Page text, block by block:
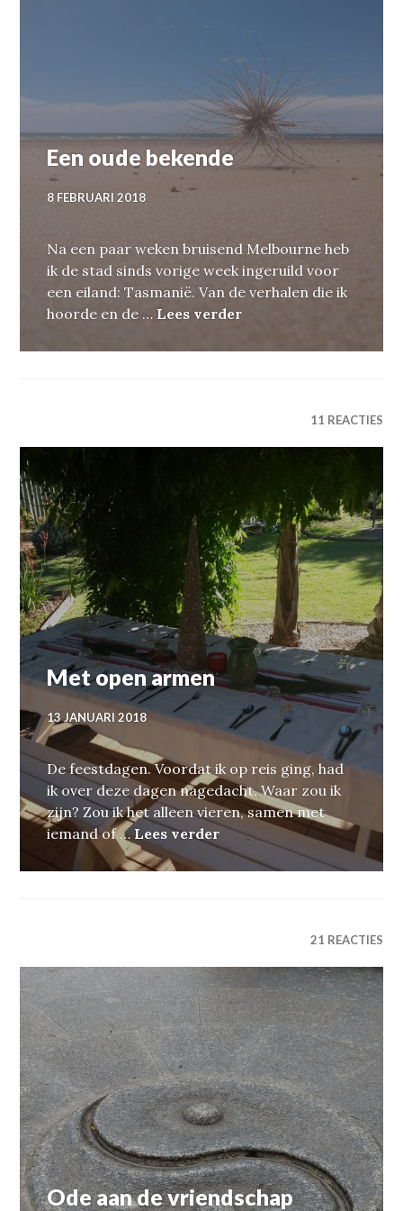
Een oude bekende
8 FEBRUARI 2018
Na een paar weken bruisend Melbourne heb
ik de stad sinds vorige week ingeruild voor
een eiland: Tasmanië. Van de verhalen die ik
hoorde en de … Lees verderEen oude bekende
11 REACTIES
Met open armen
13 JANUARI 2018
De feestdagen. Voordat ik op reis ging, had
ik over deze dagen nagedacht. Waar zou ik
zijn? Zou ik het alleen vieren, samen met
iemand of …Lees verderMet open armen
21 REACTIES
Ode aan de vriendschap